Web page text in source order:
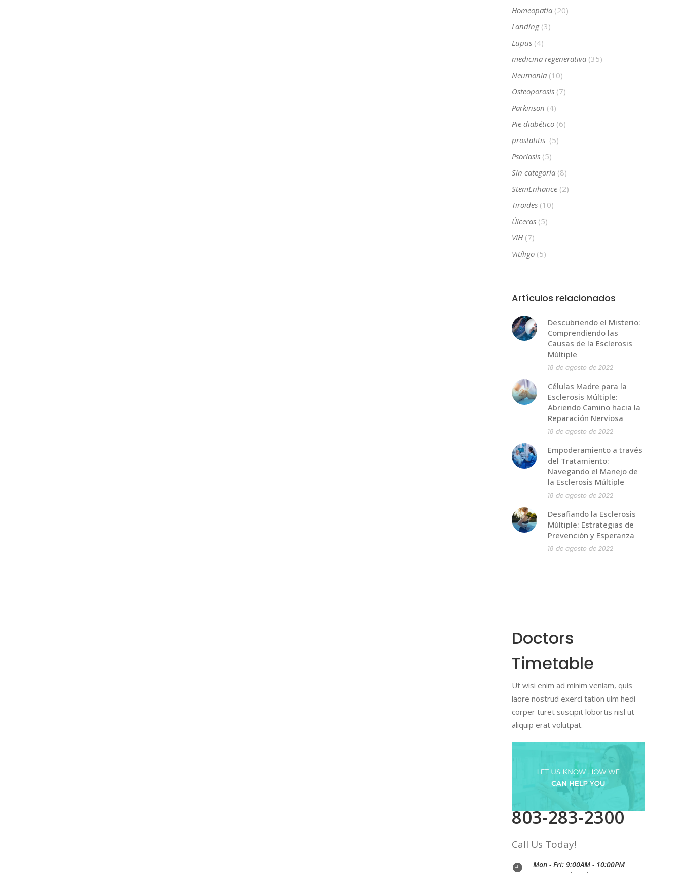
Homeopatía(20)
Landing(3)
Lupus(4)
medicina regenerativa(35)
Neumonía(10)
Osteoporosis(7)
Parkinson (4)
Pie diabético(6)
prostatitis (5)
Psoriasis(5)
Sin categoría(8)
StemEnhance(2)
Tiroides(10)
Úlceras(5)
VIH(7)
Vitíligo(5)
Artículos relacionados
Descubriendo el Misterio:
Comprendiendo las
Causas de la Esclerosis
Múltiple
18 de agosto de 2022
Células Madre para la
Esclerosis Múltiple:
Abriendo Camino hacia la
Reparación Nerviosa
18 de agosto de 2022
Empoderamiento a través
del Tratamiento:
Navegando el Manejo de
la Esclerosis Múltiple
18 de agosto de 2022
Desafiando la Esclerosis
Múltiple: Estrategias de
Prevención y Esperanza
18 de agosto de 2022
Doctors
Timetable
Ut wisi enim ad minim veniam, quis
laore nostrud exerci tation ulm hedi
corper turet suscipit lobortis nisl ut
aliquip erat volutpat.
803-283-2300
Call Us Today!
Mon - Fri: 9:00AM - 10:00PM